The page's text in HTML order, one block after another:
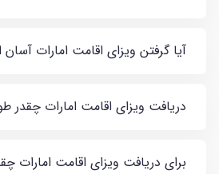
آیا گرفتن ویزای اقامت امارات
دریافت ویزای اقامت امارات
برای دریافت ویزای اقامت امارات